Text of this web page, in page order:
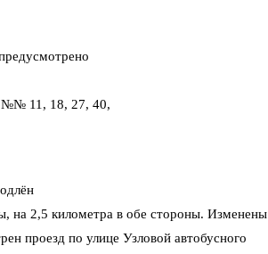
№№ 11, 18, 27, 40,
на 2,5 километра в обе стороны. Изменены
проезд по улице Узловой автобусного